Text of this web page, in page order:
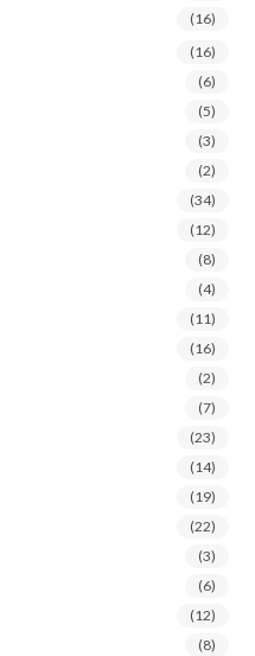
(16)
(16)
(6)
(5)
(3)
(2)
(34)
(12)
(8)
(4)
(11)
(16)
(2)
(7)
(23)
(14)
(19)
(22)
(3)
(6)
(12)
(8)